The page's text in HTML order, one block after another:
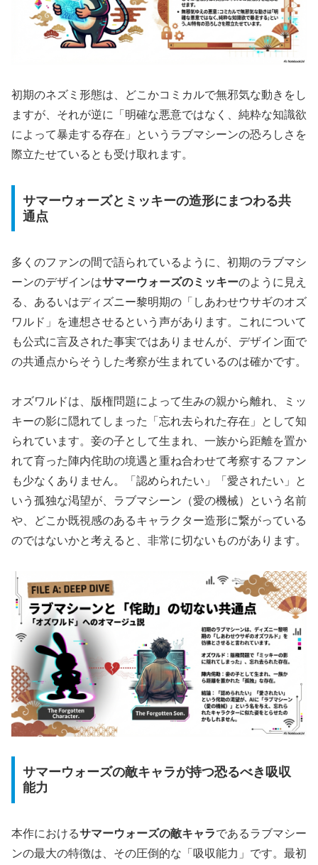
初期のネズミ形態は、どこかコミカルで無邪気な動きをし
ますが、それが逆に「明確な悪意ではなく、純粋な知識欲
によって暴走する存在」というラブマシーンの恐ろしさを
際立たせているとも受け取れます。
サマーウォーズとミッキーの造形にまつわる共
通点
多くのファンの間で語られているように、初期のラブマシ
ーンのデザインはサマーウォーズのミッキーのように見え
る、あるいはディズニー黎明期の「しあわせウサギのオズ
ワルド」を連想させるという声があります。これについて
も公式に言及された事実ではありませんが、デザイン面で
の共通点からそうした考察が生まれているのは確かです。
オズワルドは、版権問題によって生みの親から離れ、ミッ
キーの影に隠れてしまった「忘れ去られた存在」として知
られています。妾の子として生まれ、一族から距離を置か
れて育った陣内侘助の境遇と重ね合わせて考察するファン
も少なくありません。
「認められたい」「愛されたい」と
いう孤独な渇望が、ラブマシーン（愛の機械）という名前
や、どこか既視感のあるキャラクター造形に繋がっている
のではないかと考えると、非常に切ないものがあります。
サマーウォーズの敵キャラが持つ恐るべき吸収
能力
本作におけるサマーウォーズの敵キャラであるラブマシー
ンの最大の特徴は、その圧倒的な「吸収能力」です。最初